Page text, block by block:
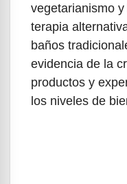
vegetarianismo
terapia
baños
evidencia de la
productos y
los niveles de